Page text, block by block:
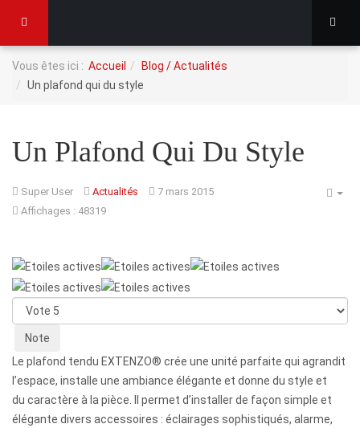
Vous êtes ici : Accueil
Blog / Actualités
Un plafond qui du style
Un Plafond Qui Du Style
Super User Actualités
7 mars 2015
Affichages : 48319
Note
utilisateur:5/5
Veuillez
voter
Le plafond tendu EXTENZO® crée une unité parfaite qui agrandit
l’espace, installe une ambiance élégante et donne du style et
du caractère à la pièce. Il permet d’installer de façon simple et
élégante divers accessoires : éclairages sophistiqués, alarme,